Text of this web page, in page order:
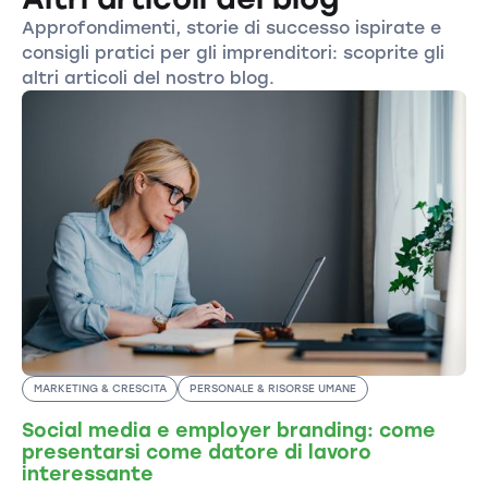
Approfondimenti, storie di successo ispirate e
consigli pratici per gli imprenditori: scoprite gli
altri articoli del nostro blog.
MARKETING & CRESCITA PERSONALE & RISORSE UMANE
Social media e employer branding: come
presentarsi come datore di lavoro
interessante